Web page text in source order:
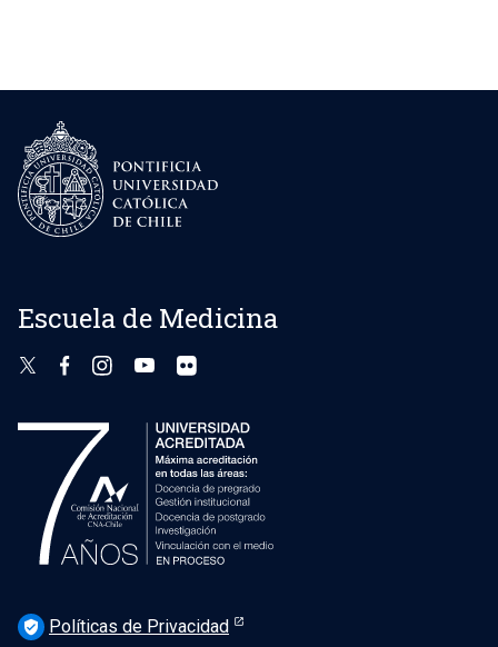
Escuela de Medicina
verified_user Políticas de Privacidad